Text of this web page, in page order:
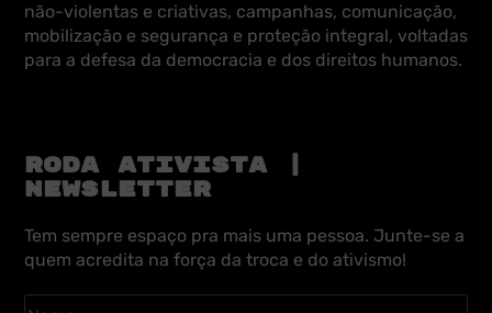
não-violentas e criativas, campanhas, comunicação,
mobilização e segurança e proteção integral, voltadas
para a defesa da democracia e dos direitos humanos.
RODA ATIVISTA |
NEWSLETTER
Tem sempre espaço pra mais uma pessoa. Junte-se a
quem acredita na força da troca e do ativismo!